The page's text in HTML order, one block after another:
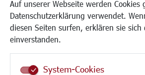
Auf unserer Webseite werden Cookies
Datenschutzerklärung verwendet.
diesen Seiten surfen, erklären sie sich
einverstanden.
System-Cookies
Familie/Soziales
Kinder und Jugend
Senioren/Haltestelle